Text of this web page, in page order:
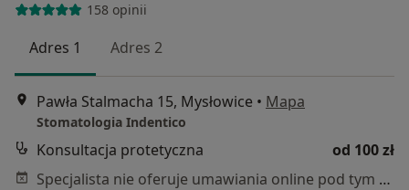
158 opinii
Adres 1 Adres 2
Pawła Stalmacha 15, Mysłowice • Mapa
Stomatologia Indentico
Konsultacja protetyczna
od 100 zł
Specjalista nie oferuje umawiania online pod tym adresem.